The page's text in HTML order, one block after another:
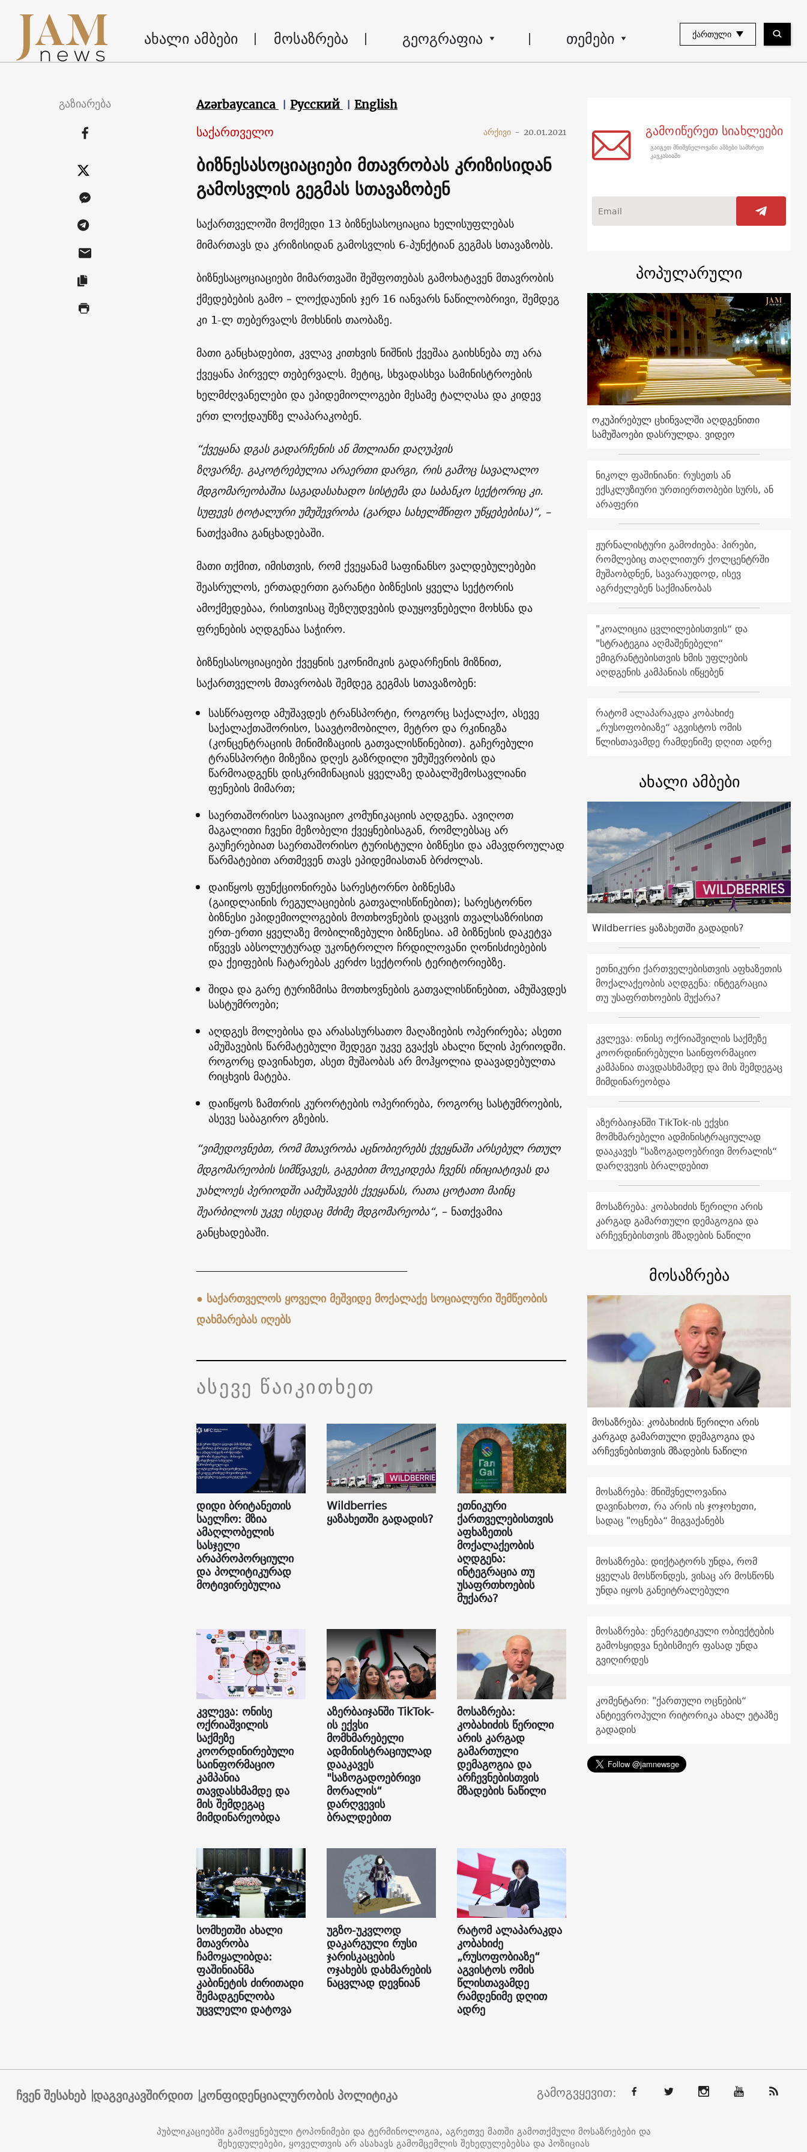
ახალი ამბები მოსაზრება გეოგრაფია თემები ᲥᲐᲠᲗᲣᲚᲘ
გაზიარება Azərbaycanca Русский English
საქართველო არქივი - 20.01.2021
ბიზნესასოციაციები მთავრობას კრიზისიდან
გამოსვლის გეგმას სთავაზობენ
საქართველოში მოქმედი 13 ბიზნესასოციაცია ხელისუფლებას
მიმართავს და კრიზისიდან გამოსვლის 6-პუნქტიან გეგმას სთავაზობს.
ბიზნესაცოციაციები მიმართვაში შეშფოთებას გამოხატავენ მთავრობის
ქმედებების გამო – ლოქდაუნის ჯერ 16 იანვარს ნაწილობრივი, შემდეგ
კი 1-ლ თებერვალს მოხსნის თაობაზე.
მათი განცხადებით, კვლავ კითხვის ნიშნის ქვეშაა გაიხსნება თუ არა
ქვეყანა პირველ თებერვალს. მეტიც, სხვადასხვა სამინისტროების
ხელმძღვანელები და ეპიდემიოლოგები მესამე ტალღასა და კიდევ
ერთ ლოქდაუნზე ლაპარაკობენ.
“ქვეყანა დგას გადარჩენის ან მთლიანი დაღუპვის
ზღვარზე. გაკოტრებულია არაერთი დარგი, რის გამოც სავალალო
მდგომარეობაშია საგადასახადო სისტემა და საბანკო სექტორიც კი.
სუფევს ტოტალური უმუშევრობა (გარდა სახელმწიფო უწყებებისა)“, –
ნათქვამია განცხადებაში.
მათი თქმით, იმისთვის, რომ ქვეყანამ საფინანსო ვალდებულებები
შეასრულოს, ერთადერთი გარანტი ბიზნესის ყველა სექტორის
ამოქმედებაა, რისთვისაც შეზღუდვების დაუყოვნებელი მოხსნა და
ფრენების აღდგენაა საჭირო.
ბიზნესასოციაციები ქვეყნის ეკონიმიკის გადარჩენის მიზნით,
საქართველოს მთავრობას შემდეგ გეგმას სთავაზობენ:
სასწრაფოდ ამუშავდეს ტრანსპორტი, როგორც საქალაქო, ასევე
საქალაქთაშორისო, საავტომობილო, მეტრო და რკინიგზა
(კონცენტრაციის მინიმიზაციის გათვალისწინებით). გაჩერებული
ტრანსპორტი მიზეზია დღეს გაზრდილი უმუშევრობის და
წარმოადგენს დისკრიმინაციას ყველაზე დაბალშემოსავლიანი
ფენების მიმართ;
საერთაშორისო საავიაციო კომუნიკაციის აღდგენა. ავიღოთ
მაგალითი ჩვენი მეზობელი ქვეყნებისაგან, რომლებსაც არ
გაუჩერებიათ საერთაშორისო ტურისტული ბიზნესი და ამავდროულად
წარმატებით ართმევენ თავს ეპიდემიასთან ბრძოლას.
დაიწყოს ფუნქციონირება სარესტორნო ბიზნესმა
(გაიდლაინის რეგულაციების გათვალისწინებით); სარესტორნო
ბიზნესი ეპიდემიოლოგების მოთხოვნების დაცვის თვალსაზრისით
ერთ-ერთი ყველაზე მობილიზებული ბიზნესია. ამ ბიზნესის დაკეტვა
იწვევს აბსოლუტურად უკონტროლო ჩრდილოვანი ღონისძიებების
და ქეიფების ჩატარებას კერძო სექტორის ტერიტორიებზე.
შიდა და გარე ტურიზმისა მოთხოვნების გათვალისწინებით, ამუშავდეს
სასტუმროები;
აღდგეს მოლებისა და არასასურსათო მაღაზიების ოპერირება; ასეთი
ამუშავების წარმატებული შედეგი უკვე გვაქვს ახალი წლის პერიოდში.
როგორც დავინახეთ, ასეთ მუშაობას არ მოჰყოლია დაავადებულთა
რიცხვის მატება.
დაიწყოს ზამთრის კურორტების ოპერირება, როგორც სასტუმროების,
ასევე საბაგირო გზების.
“ვიმედოვნებთ, რომ მთავრობა აცნობიერებს ქვეყნაში არსებულ რთულ
მდგომარეობის სიმწვავეს, გაგებით მოეკიდება ჩვენს ინიციატივას და
უახლოეს პერიოდში აამუშავებს ქვეყანას, რათა ცოტათი მაინც
შეარბილოს უკვე ისედაც მძიმე მდგომარეობა“, – ნათქვამია
განცხადებაში.
● საქართველოს ყოველი მეშვიდე მოქალაქე სოციალური შემწეობის
დახმარებას იღებს
ასევე წაიკითხეთ
დიდი ბრიტანეთის
საელჩო: მზია
ამაღლობელის
სასჯელი
არაპროპორციული
და პოლიტიკურად
მოტივირებულია
Wildberries
ყაზახეთში გადადის?
ეთნიკური
ქართველებისთვის
აფხაზეთის
მოქალაქეობის
აღდგენა:
ინტეგრაცია თუ
უსაფრთხოების
მუქარა?
კვლევა: ონისე
ოქრიაშვილის
საქმეზე
კოორდინირებული
საინფორმაციო
კამპანია
თავდასხმამდე და
მის შემდეგაც
მიმდინარეობდა
აზერბაიჯანში TikTok-
ის ექვსი
მომხმარებელი
ადმინისტრაციულად
დააკავეს
"საზოგადოებრივი
მორალის“
დარღვევის
ბრალდებით
მოსაზრება:
კობახიძის წერილი
არის კარგად
გამართული
დემაგოგია და
არჩევნებისთვის
მზადების ნაწილი
სომხეთში ახალი
მთავრობა
ჩამოყალიბდა:
ფაშინიანმა
კაბინეტის ძირითადი
შემადგენლობა
უცვლელი დატოვა
უგზო-უკვლოდ
დაკარგული რუსი
ჯარისკაცების
ოჯახებს დახმარების
ნაცვლად დევნიან
რატომ ალაპარაკდა
კობახიძე
„რუსოფობიაზე“
აგვისტოს ომის
წლისთავამდე
რამდენიმე დღით
ადრე
გამოიწერეთ სიახლეები
გაიგეთ მნიშვნელოვანი ამბები სამხრეთ
კავკასიაში
პოპულარული
ოკუპირებულ ცხინვალში აღდგენითი
სამუშაოები დასრულდა. ვიდეო
ნიკოლ ფაშინიანი: რუსეთს ან
ექსკლუზიური ურთიერთობები სურს, ან
არაფერი
ჟურნალისტური გამოძიება: პირები,
რომლებიც თაღლითურ ქოლცენტრში
მუშაობდნენ, სავარაუდოდ, ისევ
აგრძელებენ საქმიანობას
"კოალიცია ცვლილებისთვის“ და
"სტრატეგია აღმაშენებელი“
ემიგრანტებისთვის ხმის უფლების
აღდგენის კამპანიას იწყებენ
რატომ ალაპარაკდა კობახიძე
„რუსოფობიაზე“ აგვისტოს ომის
წლისთავამდე რამდენიმე დღით ადრე
ახალი ამბები
Wildberries ყაზახეთში გადადის?
ეთნიკური ქართველებისთვის აფხაზეთის
მოქალაქეობის აღდგენა: ინტეგრაცია
თუ უსაფრთხოების მუქარა?
კვლევა: ონისე ოქრიაშვილის საქმეზე
კოორდინირებული საინფორმაციო
კამპანია თავდასხმამდე და მის შემდეგაც
მიმდინარეობდა
აზერბაიჯანში TikTok-ის ექვსი
მომხმარებელი ადმინისტრაციულად
დააკავეს "საზოგადოებრივი მორალის“
დარღვევის ბრალდებით
მოსაზრება: კობახიძის წერილი არის
კარგად გამართული დემაგოგია და
არჩევნებისთვის მზადების ნაწილი
მოსაზრება
მოსაზრება: კობახიძის წერილი არის
კარგად გამართული დემაგოგია და
არჩევნებისთვის მზადების ნაწილი
მოსაზრება: მნიშვნელოვანია
დავინახოთ, რა არის ის ჯოჯოხეთი,
სადაც "ოცნება“ მიგვაქანებს
მოსაზრება: დიქტატორს უნდა, რომ
ყველას მოსწონდეს, ვისაც არ მოსწონს
უნდა იყოს განეიტრალებული
მოსაზრება: ენერგეტიკული ობიექტების
გამოსყიდვა ნებისმიერ ფასად უნდა
გვიღირდეს
კომენტარი: "ქართული ოცნების“
ანტიევროპული რიტორიკა ახალ ეტაპზე
გადადის
ჩვენ შესახებ დაგვიკავშირდით კონფიდენციალურობის პოლიტიკა გამოგვყევით:
პუბლიკაციებში გამოყენებული ტოპონიმები და ტერმინოლოგია, აგრეთვე მათში გამოთქმული მოსაზრებები და
შეხედულებები, ყოველთვის არ ასახავს გამომცემლის შეხედულებებსა და პოზიციას